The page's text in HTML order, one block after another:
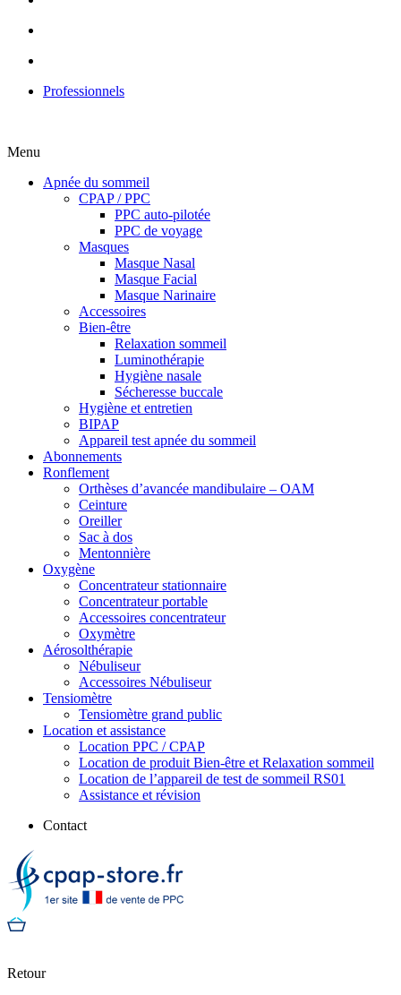
Professionnels
Menu
Apnée du sommeil
CPAP / PPC
PPC auto-pilotée
PPC de voyage
Masques
Masque Nasal
Masque Facial
Masque Narinaire
Accessoires
Bien-être
Relaxation sommeil
Luminothérapie
Hygiène nasale
Sécheresse buccale
Hygiène et entretien
BIPAP
Appareil test apnée du sommeil
Abonnements
Ronflement
Orthèses d’avancée mandibulaire – OAM
Ceinture
Oreiller
Sac à dos
Mentonnière
Oxygène
Concentrateur stationnaire
Concentrateur portable
Accessoires concentrateur
Oxymètre
Aérosolthérapie
Nébuliseur
Accessoires Nébuliseur
Tensiomètre
Tensiomètre grand public
Location et assistance
Location PPC / CPAP
Location de produit Bien-être et Relaxation sommeil
Location de l’appareil de test de sommeil RS01
Assistance et révision
Contact
Retour